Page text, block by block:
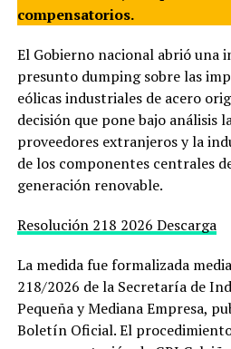
compensatorios.
El Gobierno nacional abrió una
presunto dumping sobre las
eólicas industriales de acero
decisión que pone bajo análisis
proveedores extranjeros y la
de los componentes centrales
generación renovable.
Resolución 218 2026 Descarga
La medida fue formalizada
218/2026 de la Secretaría de
Pequeña y Mediana Empresa,
Boletín Oficial. El